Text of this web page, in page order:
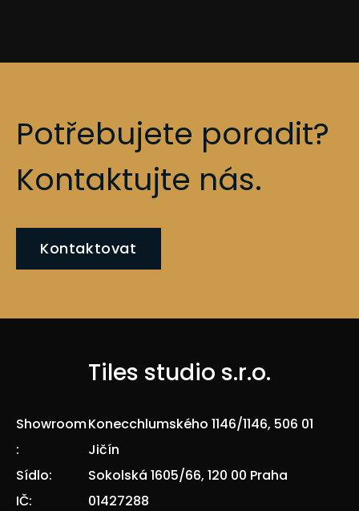
Potřebujete poradit?
Kontaktujte nás.
Kontaktovat
Tiles studio s.r.o.
Showroom
:
Konecchlumského 1146/1146, 506 01
Jičín
Sídlo:
Sokolská 1605/66, 120 00 Praha
IČ:
01427288